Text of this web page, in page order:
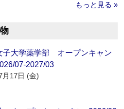
もっと見る »
子大学薬学部 オープンキャン
07-2027/03
月17日 (金)